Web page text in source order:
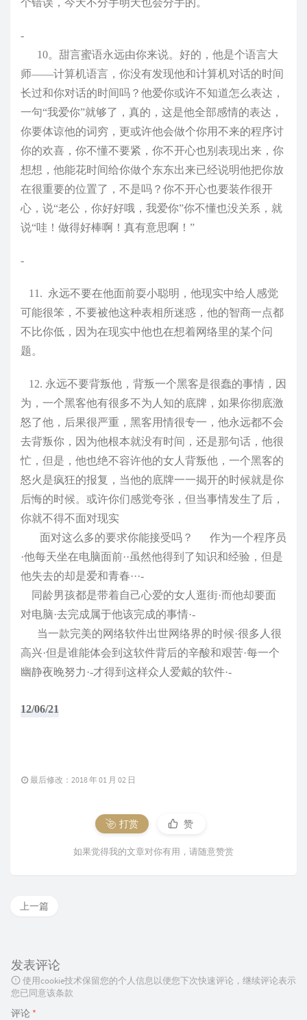
个错误，今天不分手明天也会分手的。
-
10。甜言蜜语永远由你来说。好的，他是个语言大
师——计算机语言，你没有发现他和计算机对话的时间
长过和你对话的时间吗？他爱你或许不知道怎么表达，
一句“我爱你”就够了，真的，这是他全部感情的表达，
你要体谅他的词穷，更或许他会做个你用不来的程序讨
你的欢喜，你不懂不要紧，你不开心也别表现出来，你
想想，他能花时间给你做个东东出来已经说明他把你放
在很重要的位置了，不是吗？你不开心也要装作很开
心，说“老公，你好好哦，我爱你”你不懂也没关系，就
说“哇！做得好棒啊！真有意思啊！”
-
11. 永远不要在他面前耍小聪明，他现实中给人感觉
可能很笨，不要被他这种表相所迷惑，他的智商一点都
不比你低，因为在现实中他也在想着网络里的某个问
题。
12. 永远不要背叛他，背叛一个黑客是很蠢的事情，因
为，一个黑客他有很多不为人知的底牌，如果你彻底激
怒了他，后果很严重，黑客用情很专一，他永远都不会
去背叛你，因为他根本就没有时间，还是那句话，他很
忙，但是，他也绝不容许他的女人背叛他，一个黑客的
怒火是疯狂的报复，当他的底牌一一揭开的时候就是你
后悔的时候。或许你们感觉夸张，但当事情发生了后，
你就不得不面对现实
面对这么多的要求你能接受吗？ 作为一个程序员
·他每天坐在电脑面前··虽然他得到了知识和经验，但是
他失去的却是爱和青春···-
同龄男孩都是带着自己心爱的女人逛街·而他却要面
对电脑·去完成属于他该完成的事情·-
当一款完美的网络软件出世网络界的时候·很多人很
高兴·但是谁能体会到这软件背后的辛酸和艰苦·每一个
幽静夜晚努力·-才得到这样众人爱戴的软件·-
12/06/21
最后修改：2018 年 01 月 02 日
打赏 赞
如果觉得我的文章对你有用，请随意赞赏
上一篇
发表评论
使用cookie技术保留您的个人信息以便您下次快速评论，继续评论表示
您已同意该条款
评论 *